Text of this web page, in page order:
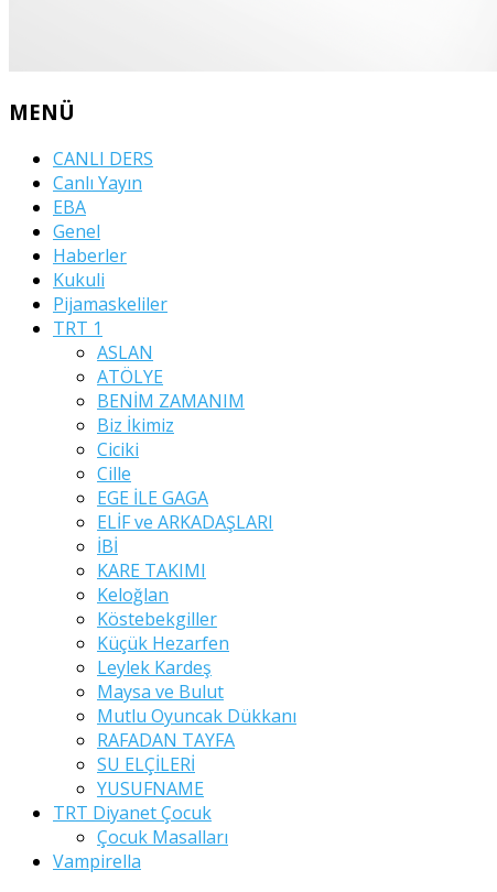
MENÜ
CANLI DERS
Canlı Yayın
EBA
Genel
Haberler
Kukuli
Pijamaskeliler
TRT 1
ASLAN
ATÖLYE
BENİM ZAMANIM
Biz İkimiz
Ciciki
Cille
EGE İLE GAGA
ELİF ve ARKADAŞLARI
İBİ
KARE TAKIMI
Keloğlan
Köstebekgiller
Küçük Hezarfen
Leylek Kardeş
Maysa ve Bulut
Mutlu Oyuncak Dükkanı
RAFADAN TAYFA
SU ELÇİLERİ
YUSUFNAME
TRT Diyanet Çocuk
Çocuk Masalları
Vampirella